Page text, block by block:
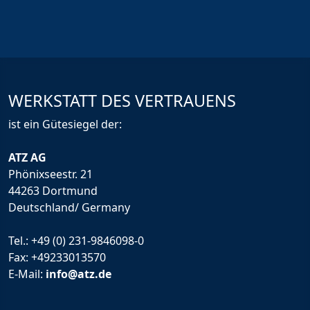
WERKSTATT DES VERTRAUENS
ist ein Gütesiegel der:
ATZ AG
Phönixseestr. 21
44263 Dortmund
Deutschland/ Germany
Tel.: +49 (0) 231-9846098-0
Fax: +49233013570
E-Mail: info@atz.de